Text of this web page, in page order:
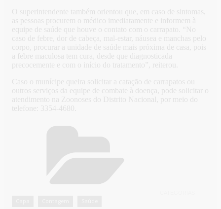
O superintendente também orientou que, em caso de sintomas,
as pessoas procurem o médico imediatamente e informem à
equipe de saúde que houve o contato com o carrapato. “No
caso de febre, dor de cabeça, mal-estar, náusea e manchas pelo
corpo, procurar a unidade de saúde mais próxima de casa, pois
a febre maculosa tem cura, desde que diagnosticada
precocemente e com o início do tratamento”, reiterou.
Caso o munícipe queira solicitar a catação de carrapatos ou
outros serviços da equipe de combate à doença, pode solicitar o
atendimento na Zoonoses do Distrito Nacional, por meio do
telefone: 3354-4680.